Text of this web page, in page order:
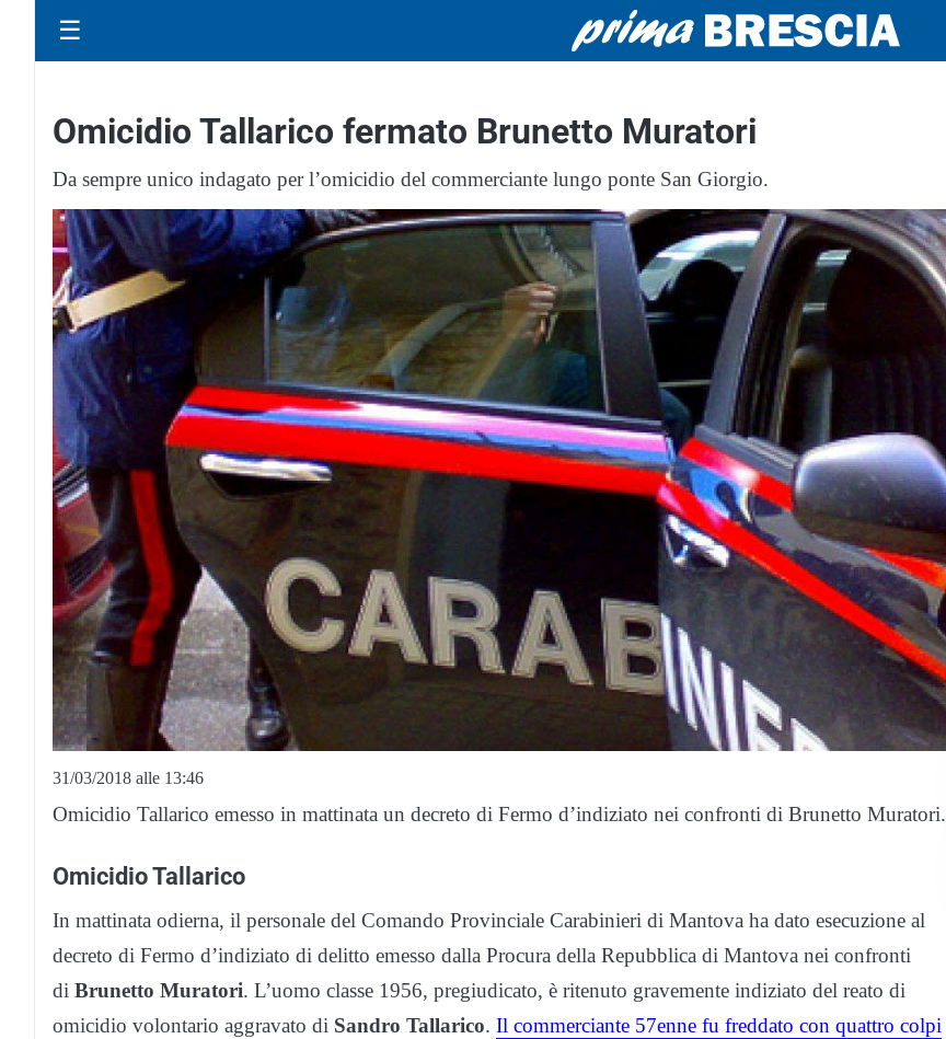
☰
Omicidio Tallarico fermato Brunetto Muratori
Da sempre unico indagato per l’omicidio del commerciante lungo ponte San Giorgio.
31/03/2018 alle 13:46
Omicidio Tallarico emesso in mattinata un decreto di Fermo d’indiziato nei confronti di Brunetto Muratori.
Omicidio Tallarico
In mattinata odierna, il personale del Comando Provinciale Carabinieri di Mantova ha dato esecuzione al
decreto di Fermo d’indiziato di delitto emesso dalla Procura della Repubblica di Mantova nei confronti
di Brunetto Muratori. L’uomo classe 1956, pregiudicato, è ritenuto gravemente indiziato del reato di
omicidio volontario aggravato di Sandro Tallarico. Il commerciante 57enne fu freddato con quattro colpi